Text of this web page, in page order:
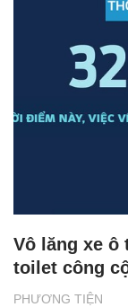
PHƯƠNG TIỆN
Vô lăng xe ô
toilet công